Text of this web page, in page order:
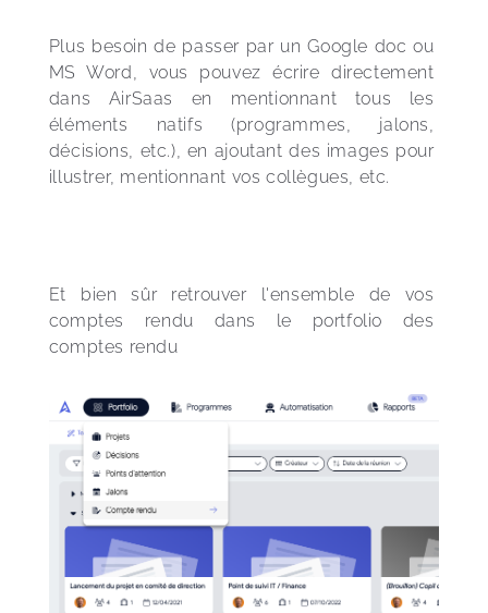
Plus besoin de passer par un Google doc ou
MS Word, vous pouvez écrire directement
dans AirSaas en mentionnant tous les
éléments natifs (programmes, jalons,
décisions, etc.), en ajoutant des images pour
illustrer, mentionnant vos collègues, etc.
Et bien sûr retrouver l'ensemble de vos
comptes rendu dans le portfolio des
comptes rendu